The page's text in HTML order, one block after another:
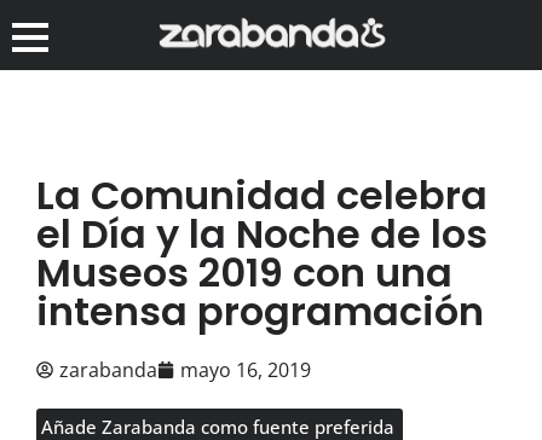
La Comunidad celebra
el Día y la Noche de los
Museos 2019 con una
intensa programación
zarabanda mayo 16, 2019
Añade Zarabanda como fuente preferida